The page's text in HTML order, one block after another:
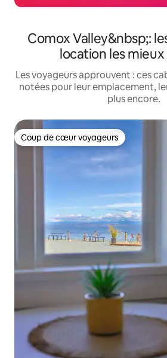
Comox Valley&nbsp;:
location les
Les voyageurs approuvent : ces
notées pour leur emplacement,
plus encore.
Coup de cœur voyageurs
Coup de cœur voyageurs